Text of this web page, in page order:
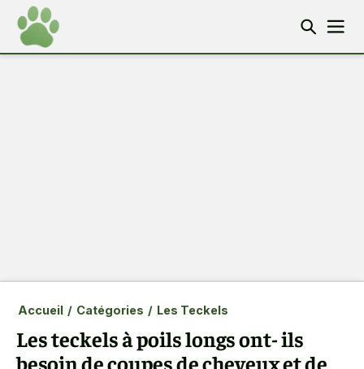
Accueil / Catégories / Les Teckels
Les teckels à poils longs ont- ils
besoin de coupes de cheveux et de